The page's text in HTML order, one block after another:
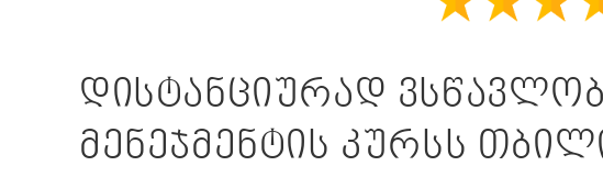
დისტანციურად
მენეჯმენტის კურსს